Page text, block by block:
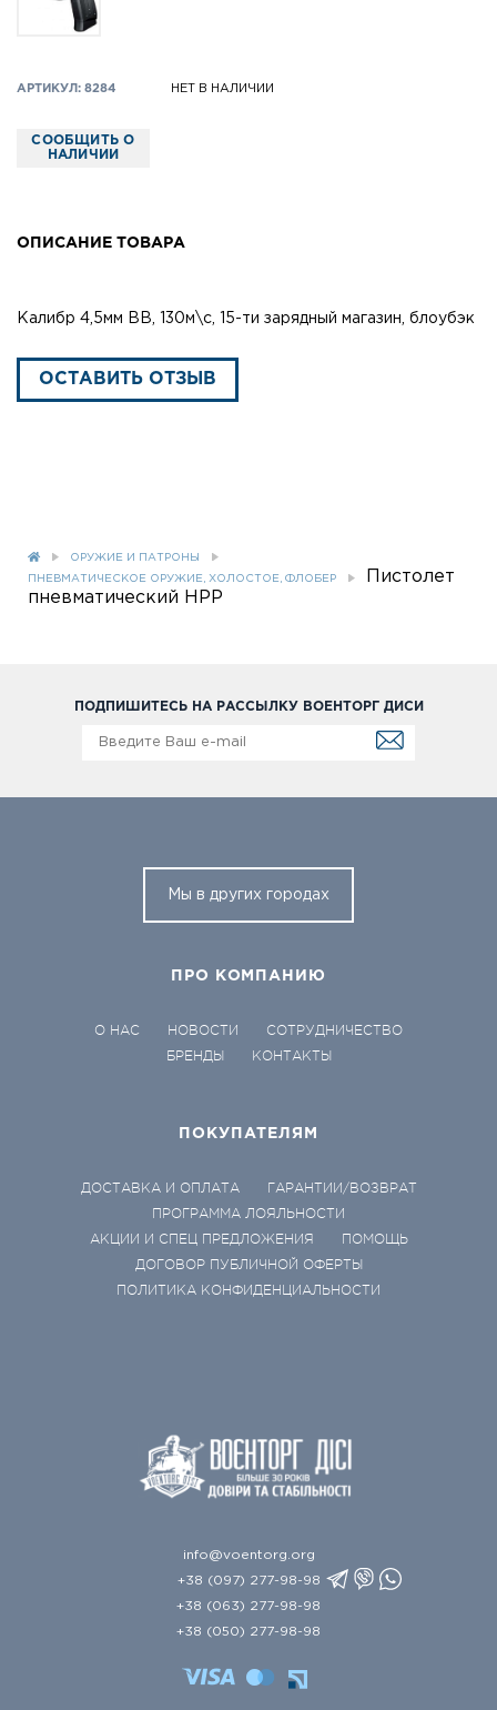
АРТИКУЛ: 8284 НЕТ В НАЛИЧИИ
СООБЩИТЬ О
НАЛИЧИИ
ОПИСАНИЕ ТОВАРА
Калибр 4,5мм ВВ, 130м\с, 15-ти зарядный магазин, блоубэк
ОСТАВИТЬ ОТЗЫВ
ОРУЖИЕ И ПАТРОНЫ
ПНЕВМАТИЧЕСКОЕ ОРУЖИЕ, ХОЛОСТОЕ, ФЛОБЕР
Пистолет
пневматический HPP
ПОДПИШИТЕСЬ НА РАССЫЛКУ ВОЕНТОРГ ДИСИ
Мы в других городах
ПРО КОМПАНИЮ
О НАС НОВОСТИ
СОТРУДНИЧЕСТВО
БРЕНДЫ
КОНТАКТЫ
ПОКУПАТЕЛЯМ
ДОСТАВКА И ОПЛАТА
ГАРАНТИИ/ВОЗВРАТ
ПРОГРАММА ЛОЯЛЬНОСТИ
АКЦИИ И СПЕЦ ПРЕДЛОЖЕНИЯ
ПОМОЩЬ
ДОГОВОР ПУБЛИЧНОЙ ОФЕРТЫ
ПОЛИТИКА КОНФИДЕНЦИАЛЬНОСТИ
info@voentorg.org
+38 (097) 277-98-98
+38 (063) 277-98-98
+38 (050) 277-98-98